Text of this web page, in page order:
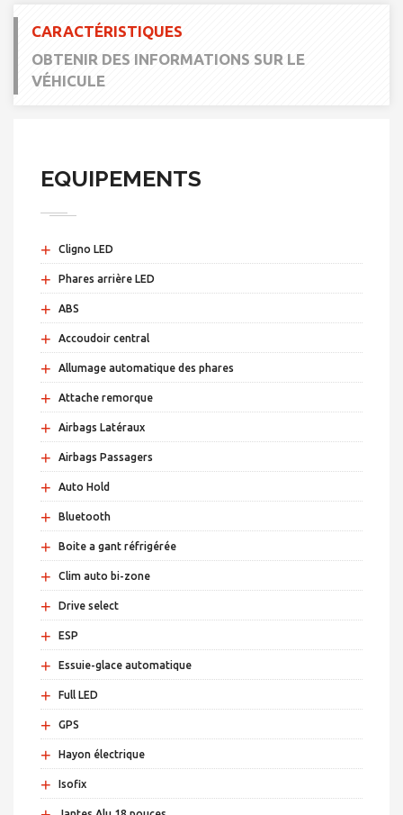
CARACTÉRISTIQUES
OBTENIR DES INFORMATIONS SUR LE
VÉHICULE
EQUIPEMENTS
+ Cligno LED
+ Phares arrière LED
+ ABS
+ Accoudoir central
+ Allumage automatique des phares
+ Attache remorque
+ Airbags Latéraux
+ Airbags Passagers
+ Auto Hold
+ Bluetooth
+ Boite a gant réfrigérée
+ Clim auto bi-zone
+ Drive select
+ ESP
+ Essuie-glace automatique
+ Full LED
+ GPS
+ Hayon électrique
+ Isofix